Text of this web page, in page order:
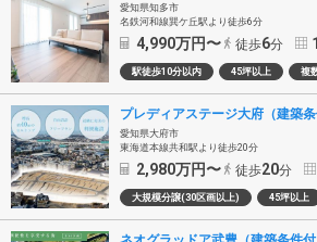
愛知県知多市
名鉄河和線巽ケ丘駅より徒歩6分
4,990万円〜 徒歩6分 1
駅徒歩10分以内 45坪以上 複
プレディアステージ大府（建築条
愛知県大府市
東海道本線共和駅より徒歩20分
2,980万円〜 徒歩20分
大規模分譲(30区画以上) 45坪以上